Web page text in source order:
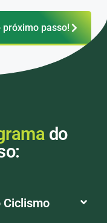
próximo passo!
do
Ciclismo